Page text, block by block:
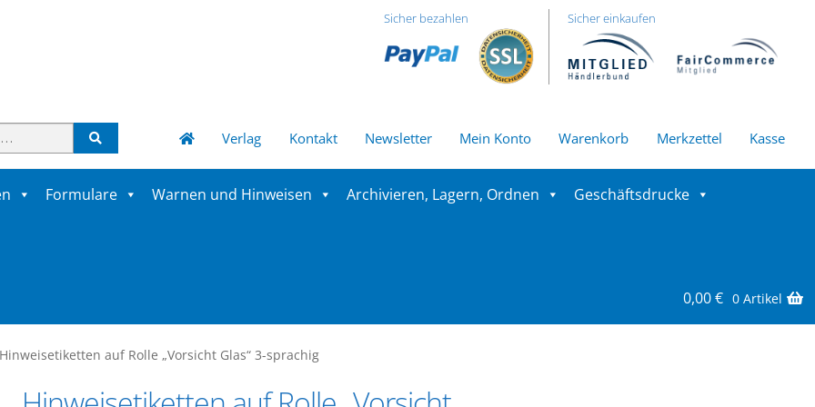
Sicher bezahlen Sicher einkaufen
Verlag Kontakt Newsletter Mein Konto Warenkorb Merkzettel Kasse
Formulare Warnen und Hinweisen Archivieren, Lagern, Ordnen Geschäftsdrucke
0,00€ 0 Artikel
Hinweisetiketten auf Rolle „Vorsicht Glas“ 3-sprachig